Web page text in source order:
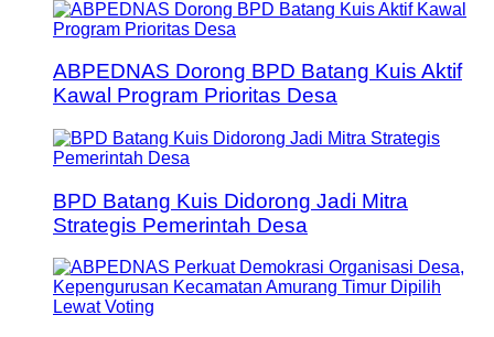
ABPEDNAS Dorong BPD Batang Kuis Aktif
Kawal Program Prioritas Desa
BPD Batang Kuis Didorong Jadi Mitra
Strategis Pemerintah Desa